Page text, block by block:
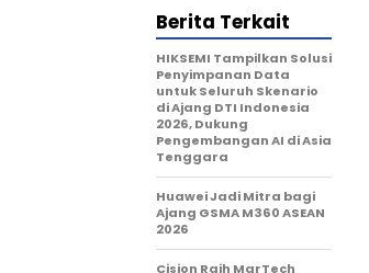
Berita Terkait
HIKSEMI Tampilkan Solusi
Penyimpanan Data
untuk Seluruh Skenario
di Ajang DTI Indonesia
2026, Dukung
Pengembangan AI di Asia
Tenggara
Huawei Jadi Mitra bagi
Ajang GSMA M360 ASEAN
2026
Cision Raih MarTech